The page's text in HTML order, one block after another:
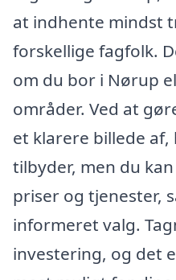
at indhente mindst
forskellige fagfolk.
om du bor i Nørup
områder. Ved at
et klarere billede
tilbyder, men du
priser og tjenester,
informeret valg.
investering, og det